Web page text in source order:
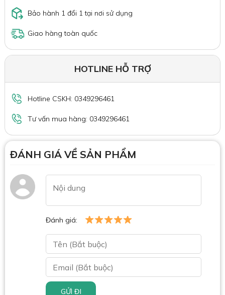
Bảo hành 1 đổi 1 tại nơi sử dụng
Giao hàng toàn quốc
HOTLINE HỖ TRỢ
Hotline CSKH: 0349296461
Tư vấn mua hàng: 0349296461
ĐÁNH GIÁ VỀ SẢN PHẨM
Đánh giá:
GỬI ĐI